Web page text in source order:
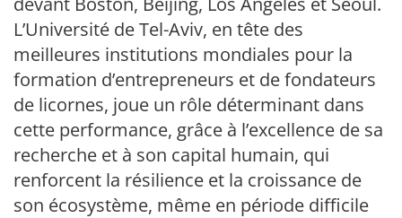
L’Université de Tel-Aviv, en tête des
meilleures institutions mondiales pour la
formation d’entrepreneurs et de fondateurs
de licornes, joue un rôle déterminant dans
cette performance, grâce à l’excellence de sa
recherche et à son capital humain, qui
renforcent la résilience et la croissance de
son écosystème, même en période difficile